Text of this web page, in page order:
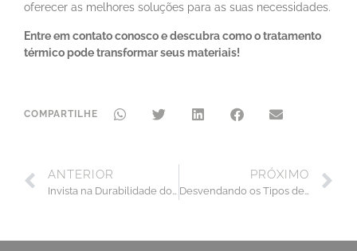
oferecer as melhores soluções para as suas necessidades.
Entre em contato conosco e descubra como o tratamento
térmico pode transformar seus materiais!
COMPARTILHE
ANTERIOR
Invista na Durabilidade dos Materiais com o Tratamento Superficial de Alta Qualidade da MTC Trat
PRÓXIMO
Desvendando os Tipos de Tratamento Superficial e Suas Aplicações.